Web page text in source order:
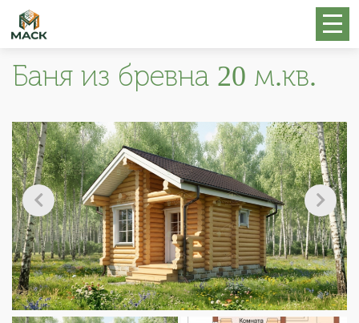
Баня из бревна 20 м.кв.